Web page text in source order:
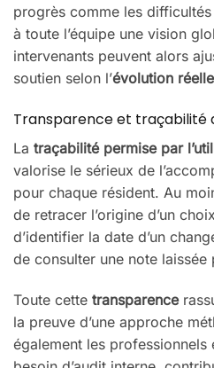
progrès comme les
à toute l’équipe une vision
intervenants peuvent alors
soutien selon l’évolution
Transparence et traçabilité
La traçabilité permise par
valorise le sérieux de
pour chaque résident. Au
de retracer l’origine d’un
d’identifier la date d’un
de consulter une note laissée
Toute cette transparence
la preuve d’une approche
également les